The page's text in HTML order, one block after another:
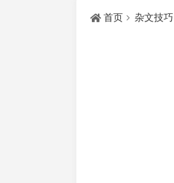
首页 杂文技巧